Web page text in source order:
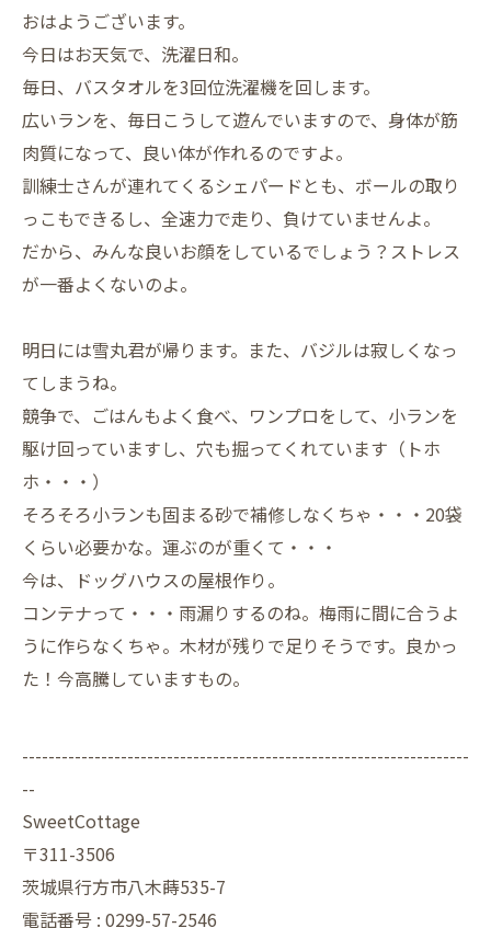
おはようございます。
今日はお天気で、洗濯日和。
毎日、バスタオルを3回位洗濯機を回します。
広いランを、毎日こうして遊んでいますので、身体が筋
肉質になって、良い体が作れるのですよ。
訓練士さんが連れてくるシェパードとも、ボールの取り
っこもできるし、全速力で走り、負けていませんよ。
だから、みんな良いお顔をしているでしょう？ストレス
が一番よくないのよ。
明日には雪丸君が帰ります。また、バジルは寂しくなっ
てしまうね。
競争で、ごはんもよく食べ、ワンプロをして、小ランを
駆け回っていますし、穴も掘ってくれています（トホ
ホ・・・）
そろそろ小ランも固まる砂で補修しなくちゃ・・・20袋
くらい必要かな。運ぶのが重くて・・・
今は、ドッグハウスの屋根作り。
コンテナって・・・雨漏りするのね。梅雨に間に合うよ
うに作らなくちゃ。木材が残りで足りそうです。良かっ
た！今高騰していますもの。
--------------------------------------------------------------------
--
SweetCottage
〒311-3506
茨城県行方市八木蒔535-7
電話番号 : 0299-57-2546